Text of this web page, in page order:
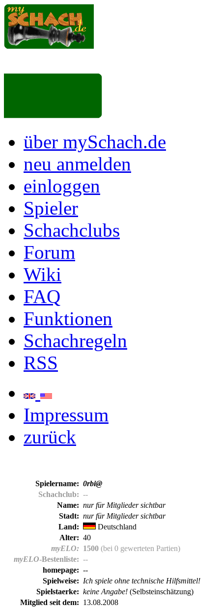
über mySchach.de
neu anmelden
einloggen
Spieler
Schachclubs
Forum
Wiki
FAQ
Funktionen
Schachregeln
RSS
Impressum
zurück
Spielername: 0rbi@
Schachclub: --
Name: nur für Mitglieder sichtbar
Stadt: nur für Mitglieder sichtbar
Land:
Deutschland
Alter: 40
myELO: 1500 (bei 0 gewerteten Partien)
myELO-Bestenliste: --
homepage: --
Spielweise: Ich spiele ohne technische Hilfsmittel!
Spielstaerke: keine Angabe! (Selbsteinschätzung)
Mitglied seit dem: 13.08.2008